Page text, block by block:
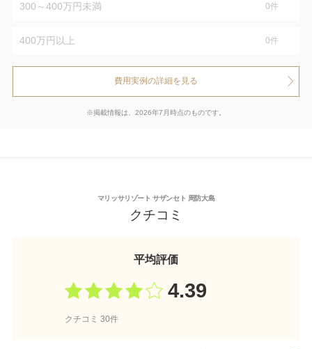
300～400万円未満 0件
400万円以上 0件
費用実例の詳細を見る
※掲載情報は、2026年7月時点のものです。
マリッサリゾート サザンセト 周防大島
クチコミ
平均評価
4.39
クチコミ 30件